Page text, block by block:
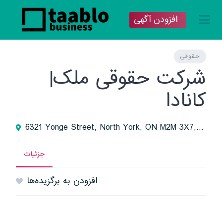
افزودن آگهی
حقوقی
شرکت حقوقی ملک|
کانادا
6321 Yonge Street, North York, ON M2M 3X7, Canada
جزئیات
افزودن به برگزیده‌ها